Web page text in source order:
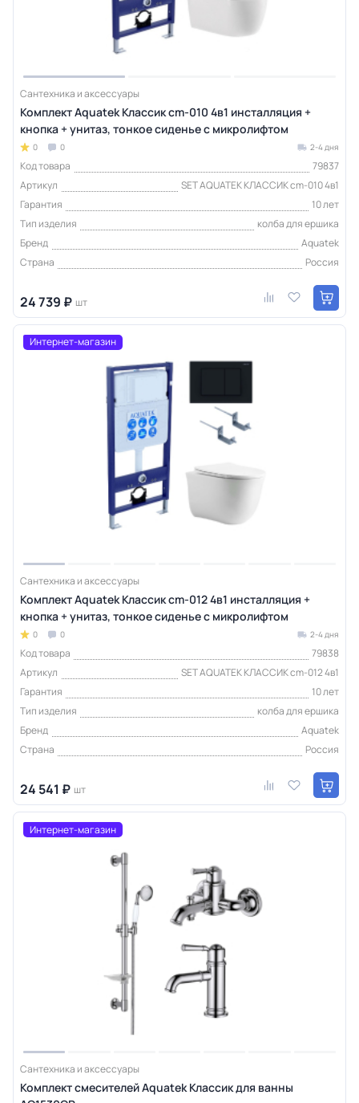
Сантехника и аксессуары
Комплект Aquatek Классик cm-010 4в1 инсталляция +
кнопка + унитаз, тонкое сиденье с микролифтом
0 0 2-4 дня
Код товара
79837
Артикул
SET AQUATEK КЛАССИК cm-010 4в1
Гарантия
10 лет
Тип изделия
колба для ершика
Бренд
Aquatek
Страна
Россия
24 739 ₽ шт
Интернет-магазин
Сантехника и аксессуары
Комплект Aquatek Классик cm-012 4в1 инсталляция +
кнопка + унитаз, тонкое сиденье с микролифтом
0 0 2-4 дня
Код товара
79838
Артикул
SET AQUATEK КЛАССИК cm-012 4в1
Гарантия
10 лет
Тип изделия
колба для ершика
Бренд
Aquatek
Страна
Россия
24 541 ₽ шт
Интернет-магазин
Сантехника и аксессуары
Комплект смесителей Aquatek Классик для ванны